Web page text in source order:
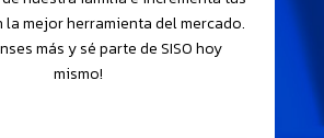
la mejor herramienta del mercado.
más y sé parte de SISO hoy
mismo!